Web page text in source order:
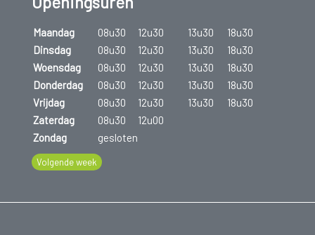
Maandag 08u30 12u30 13u30
18u30
Dinsdag
08u30 12u30 13u30
18u30
Woensdag
08u30 12u30 13u30
18u30
Donderdag
08u30 12u30 13u30
18u30
Vrijdag
08u30 12u30 13u30
18u30
Zaterdag
08u30
12u00
Zondag
gesloten
Volgende week